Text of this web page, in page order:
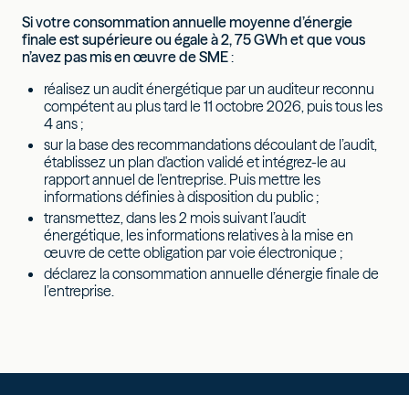
Si votre consommation annuelle moyenne d’énergie
finale est supérieure ou égale à 2, 75 GWh et que vous
n’avez pas mis en œuvre de SME:
réalisez un audit énergétique par un auditeur reconnu
compétent au plus tard le 11 octobre 2026, puis tous les
4 ans ;
sur la base des recommandations découlant de l’audit,
établissez un plan d'action validé et intégrez-le au
rapport annuel de l'entreprise. Puis mettre les
informations définies à disposition du public ;
transmettez, dans les 2 mois suivant l’audit
énergétique, les informations relatives à la mise en
œuvre de cette obligation par voie électronique ;
déclarez la consommation annuelle d'énergie finale de
l’entreprise.